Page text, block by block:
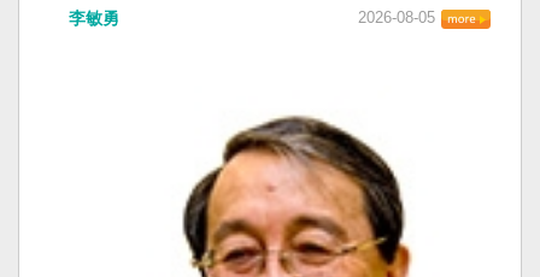
李敏勇 2026-08-05